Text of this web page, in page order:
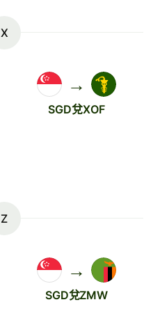
X
→
SGD兌XOF
Z
→
SGD兌ZMW